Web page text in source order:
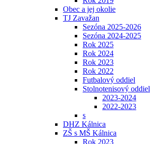
Obec a jej okolie
TJ Zavažan
Sezóna 2025-2026
Sezóna 2024-2025
Rok 2025
Rok 2024
Rok 2023
Rok 2022
Futbalový oddiel
Stolnotenisový oddiel
2023-2024
2022-2023
s
DHZ Kálnica
ZŠ s MŠ Kálnica
Rok 2023